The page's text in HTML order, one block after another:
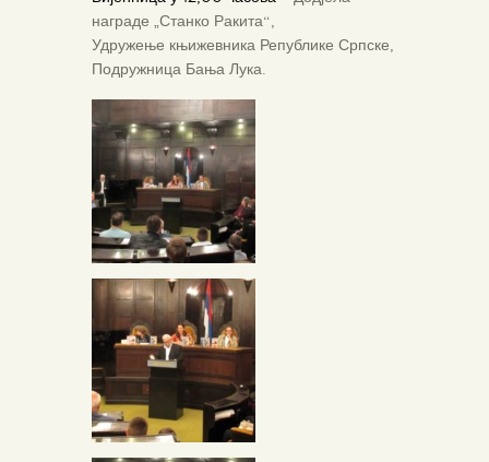
награде „Станко Ракита“,
Удружење књижевника Републике Српске,
Подружница Бања Лука.